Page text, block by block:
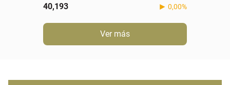
40,193 0,00%
Ver más